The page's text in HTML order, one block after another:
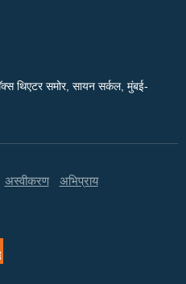
थिएटर समोर, सायन सर्कल, मुंबई-
अस्वीकरण अभिप्राय